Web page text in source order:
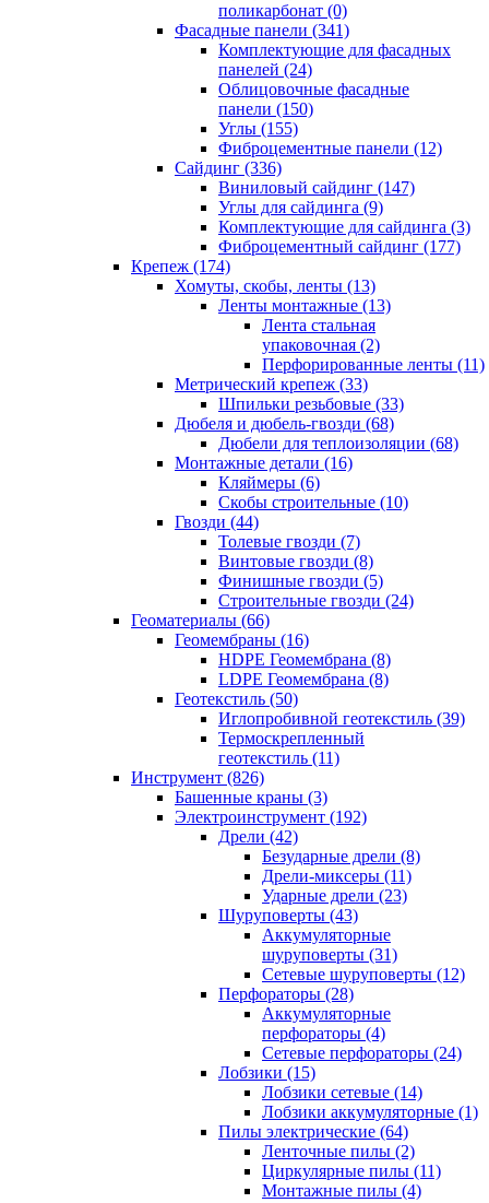
поликарбонат (0)
Фасадные панели (341)
Комплектующие для фасадных
панелей (24)
Облицовочные фасадные
панели (150)
Углы (155)
Фиброцементные панели (12)
Сайдинг (336)
Виниловый сайдинг (147)
Углы для сайдинга (9)
Комплектующие для сайдинга (3)
Фиброцементный сайдинг (177)
Крепеж (174)
Хомуты, скобы, ленты (13)
Ленты монтажные (13)
Лента стальная
упаковочная (2)
Перфорированные ленты (11)
Метрический крепеж (33)
Шпильки резьбовые (33)
Дюбеля и дюбель-гвозди (68)
Дюбели для теплоизоляции (68)
Монтажные детали (16)
Кляймеры (6)
Скобы строительные (10)
Гвозди (44)
Толевые гвозди (7)
Винтовые гвозди (8)
Финишные гвозди (5)
Строительные гвозди (24)
Геоматериалы (66)
Геомембраны (16)
HDPE Геомембрана (8)
LDPE Геомембрана (8)
Геотекстиль (50)
Иглопробивной геотекстиль (39)
Термоскрепленный
геотекстиль (11)
Инструмент (826)
Башенные краны (3)
Электроинструмент (192)
Дрели (42)
Безударные дрели (8)
Дрели-миксеры (11)
Ударные дрели (23)
Шуруповерты (43)
Аккумуляторные
шуруповерты (31)
Сетевые шуруповерты (12)
Перфораторы (28)
Аккумуляторные
перфораторы (4)
Сетевые перфораторы (24)
Лобзики (15)
Лобзики сетевые (14)
Лобзики аккумуляторные (1)
Пилы электрические (64)
Ленточные пилы (2)
Циркулярные пилы (11)
Монтажные пилы (4)